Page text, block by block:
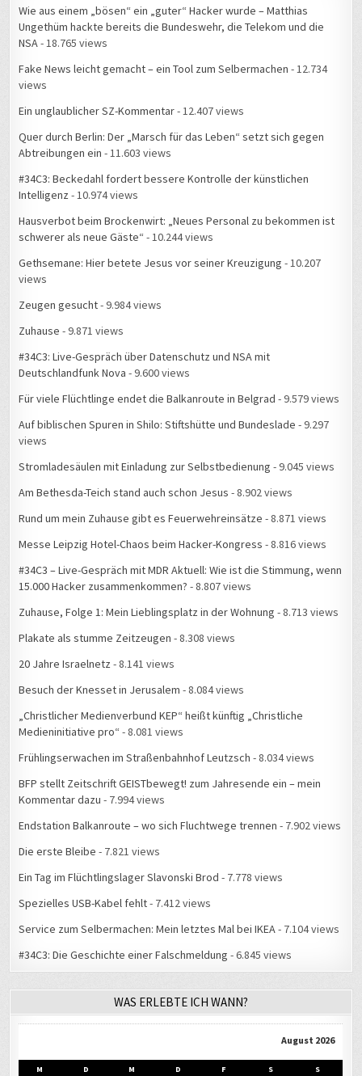
Wie aus einem „bösen“ ein „guter“ Hacker wurde – Matthias
Ungethüm hackte bereits die Bundeswehr, die Telekom und die
NSA- 18.765 views
Fake News leicht gemacht – ein Tool zum Selbermachen - 12.734
views
Ein unglaublicher SZ-Kommentar- 12.407 views
Quer durch Berlin: Der „Marsch für das Leben“ setzt sich gegen
Abtreibungen ein - 11.603 views
#34C3: Beckedahl fordert bessere Kontrolle der künstlichen
Intelligenz - 10.974 views
Hausverbot beim Brockenwirt: „Neues Personal zu bekommen ist
schwerer als neue Gäste“ - 10.244 views
Gethsemane: Hier betete Jesus vor seiner Kreuzigung - 10.207
views
Zeugen gesucht- 9.984 views
Zuhause - 9.871 views
#34C3: Live-Gespräch über Datenschutz und NSA mit
Deutschlandfunk Nova - 9.600 views
Für viele Flüchtlinge endet die Balkanroute in Belgrad - 9.579 views
Auf biblischen Spuren in Shilo: Stiftshütte und Bundeslade - 9.297
views
Stromladesäulen mit Einladung zur Selbstbedienung - 9.045 views
Am Bethesda-Teich stand auch schon Jesus - 8.902 views
Rund um mein Zuhause gibt es Feuerwehreinsätze - 8.871 views
Messe Leipzig Hotel-Chaos beim Hacker-Kongress - 8.816 views
#34C3 – Live-Gespräch mit MDR Aktuell: Wie ist die Stimmung, wenn
15.000 Hacker zusammenkommen? - 8.807 views
Zuhause, Folge 1: Mein Lieblingsplatz in der Wohnung - 8.713 views
Plakate als stumme Zeitzeugen - 8.308 views
20 Jahre Israelnetz - 8.141 views
Besuch der Knesset in Jerusalem - 8.084 views
„Christlicher Medienverbund KEP“ heißt künftig „Christliche
Medieninitiative pro“ - 8.081 views
Frühlingserwachen im Straßenbahnhof Leutzsch - 8.034 views
BFP stellt Zeitschrift GEISTbewegt! zum Jahresende ein – mein
Kommentar dazu - 7.994 views
Endstation Balkanroute – wo sich Fluchtwege trennen - 7.902 views
Die erste Bleibe - 7.821 views
Ein Tag im Flüchtlingslager Slavonski Brod - 7.778 views
Spezielles USB-Kabel fehlt- 7.412 views
Service zum Selbermachen: Mein letztes Mal bei IKEA- 7.104 views
#34C3: Die Geschichte einer Falschmeldung - 6.845 views
WAS ERLEBTE ICH WANN?
August 2026
M D M D F S S